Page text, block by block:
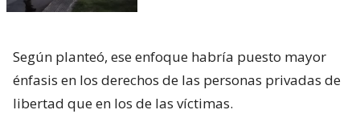
Según planteó, ese enfoque habría puesto mayor
énfasis en los derechos de las personas privadas de
libertad que en los de las víctimas.